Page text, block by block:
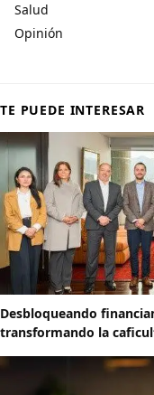
Salud
Opinión
TE PUEDE INTERESAR
Desbloqueando
transformando la